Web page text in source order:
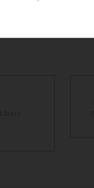
Zaakceptuj wszystkie